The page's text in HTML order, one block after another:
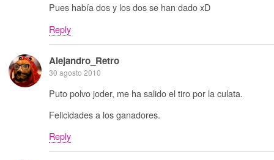
Pues había dos y los dos se han dado xD
Reply
Alejandro_Retro
30 agosto 2010
Puto polvo joder, me ha salido el tiro por la culata.
Felicidades a los ganadores.
Reply